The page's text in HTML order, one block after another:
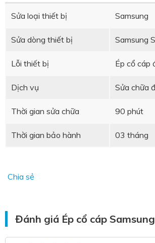
Sửa loại thiết bị Samsung
Sửa dòng thiết bị Samsung
Lỗi thiết bị Ép cổ cáp
Dịch vụ Sửa chữa
Thời gian sửa chữa 90 phút
Thời gian bảo hành 03 tháng
Chia sẻ
Đánh giá Ép cổ cáp